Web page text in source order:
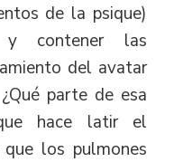
de la psique)
y contener las
del avatar
parte de esa
hace latir el
los pulmones